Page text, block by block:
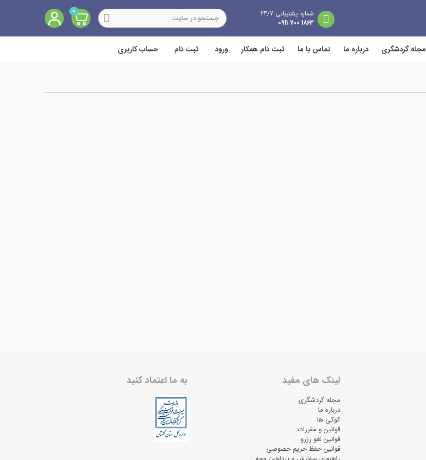
شماره پشتیبانی 24/7
1863 700 0911
0
مجله گردشگری درباره ما تماس با ما ثبت نام همکار ورود ثبت نام حساب کاربری
لینک های مفید
مجله گردشگری
درباره ما
کوکی ها
قوانین و مقررات
قوانین لغو رزرو
قوانین حفظ حریم خصوصی
به ما اعتماد کنید